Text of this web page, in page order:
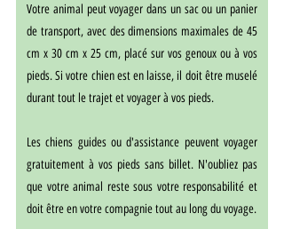
Votre animal peut voyager dans un sac ou un panier
de transport, avec des dimensions maximales de 45
cm x 30 cm x 25 cm, placé sur vos genoux ou à vos
pieds. Si votre chien est en laisse, il doit être muselé
durant tout le trajet et voyager à vos pieds.
Les chiens guides ou d'assistance peuvent voyager
gratuitement à vos pieds sans billet. N'oubliez pas
que votre animal reste sous votre responsabilité et
doit être en votre compagnie tout au long du voyage.